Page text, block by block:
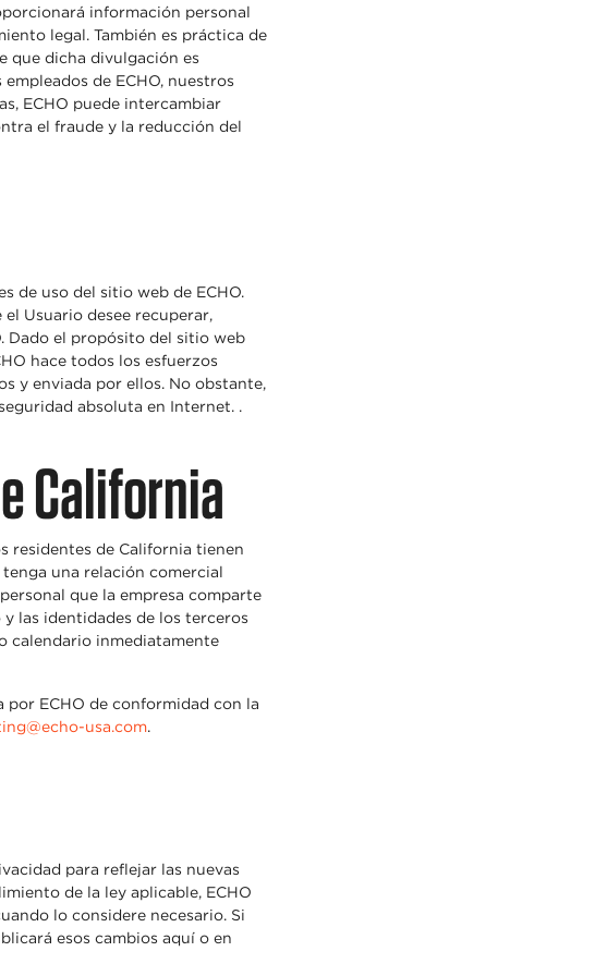
información personal
legal. También es práctica de
que dicha divulgación es
de ECHO, nuestros
ECHO puede intercambiar
el fraude y la reducción del
de uso del sitio web de ECHO.
Usuario desee recuperar,
Dado el propósito del sitio web
hace todos los esfuerzos
y enviada por ellos. No obstante,
absoluta en Internet. .
California
residentes de California tienen
una relación comercial
que la empresa comparte
las identidades de los terceros
calendario inmediatamente
ECHO de conformidad con la
usa.com.
para reflejar las nuevas
de la ley aplicable, ECHO
lo considere necesario. Si
esos cambios aquí o en